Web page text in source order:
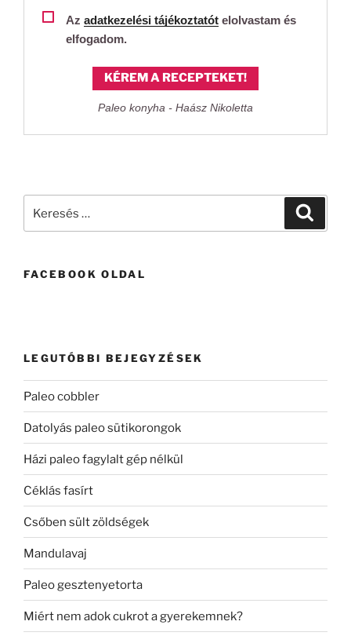
Az adatkezelési tájékoztatótelolvastam és
elfogadom.
KÉREM A RECEPTEKET!
Paleo konyha - Haász Nikoletta
FACEBOOK OLDAL
LEGUTÓBBI BEJEGYZÉSEK
Paleo cobbler
Datolyás paleo sütikorongok
Házi paleo fagylalt gép nélkül
Céklás fasírt
Csőben sült zöldségek
Mandulavaj
Paleo gesztenyetorta
Miért nem adok cukrot a gyerekemnek?